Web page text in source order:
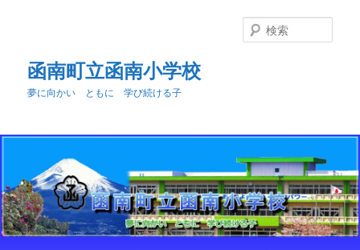
へ
移
函南町立函南小学校
夢に向かい ともに 学び続ける子
索